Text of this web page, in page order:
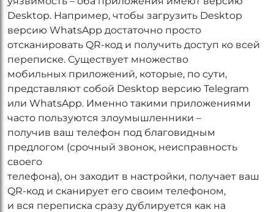
Desktop. Например, чтобы загрузить Desktop
версию WhatsApp достаточно просто
отсканировать QR-код и получить доступ ко всей
переписке. Существует множество
мобильных приложений, которые, по сути,
представляют собой Desktop версию Telegram
или WhatsApp. Именно такими приложениями
часто пользуются злоумышленники –
получив ваш телефон под благовидным
предлогом (срочный звонок, неисправность
своего
телефона), он заходит в настройки, получает ваш
QR-код и сканирует его своим телефоном,
и вся переписка сразу дублируется как на